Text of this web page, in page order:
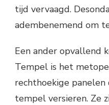
tijd vervaagd.
adembenemend om
Een ander opvallend
Tempel is het
rechthoekige panelen
tempel versieren. Ze